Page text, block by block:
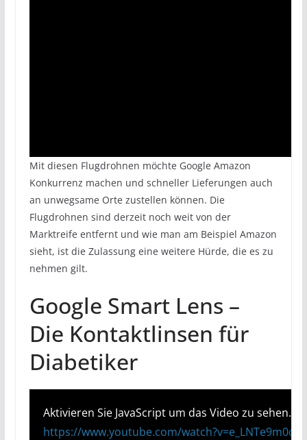
Mit diesen Flugdrohnen möchte Google Amazon
Konkurrenz machen und schneller Lieferungen auch
an unwegsame Orte zustellen können. Die
Flugdrohnen sind derzeit noch weit von der
Marktreife entfernt und wie man am Beispiel Amazon
sieht, ist die Zulassung eine weitere Hürde, die es zu
nehmen gilt.
Google Smart Lens –
Die Kontaktlinsen für
Diabetiker
Aktivieren Sie JavaScript um das Video zu sehen.
https://www.youtube.com/watch?v=e_LNTe9m0c4